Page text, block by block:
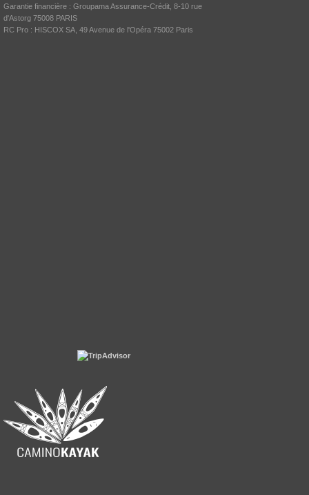
Garantie financière : Groupama Assurance-Crédit, 8-10 rue
d'Astorg 75008 PARIS
RC Pro : HISCOX SA, 49 Avenue de l'Opéra 75002 Paris